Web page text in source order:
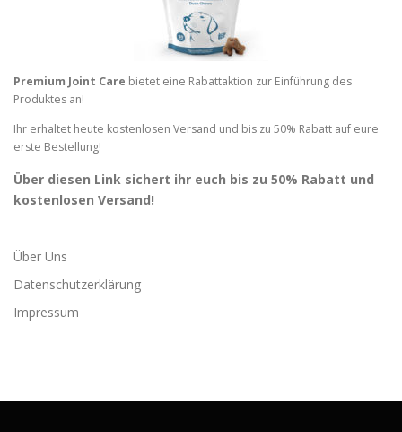
Premium Joint Care bietet eine Rabattaktion zur Einführung des
Produktes an!
Ihr erhaltet heute kostenlosen Versand und bis zu 50% Rabatt auf eure
erste Bestellung!
Über diesen Link sichert ihr euch bis zu 50% Rabatt und
kostenlosen Versand!
Über Uns
Datenschutzerklärung
Impressum